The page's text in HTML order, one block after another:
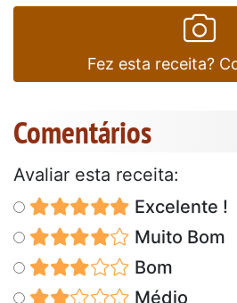
Fez esta receita?
Comentários
Avaliar esta receita:
Excelente !
Muito Bom
Bom
Médio